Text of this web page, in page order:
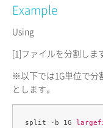
Example
Using
[1]ファイルを分割しま
※以下では1G単位で分
とします。
split -b 1G